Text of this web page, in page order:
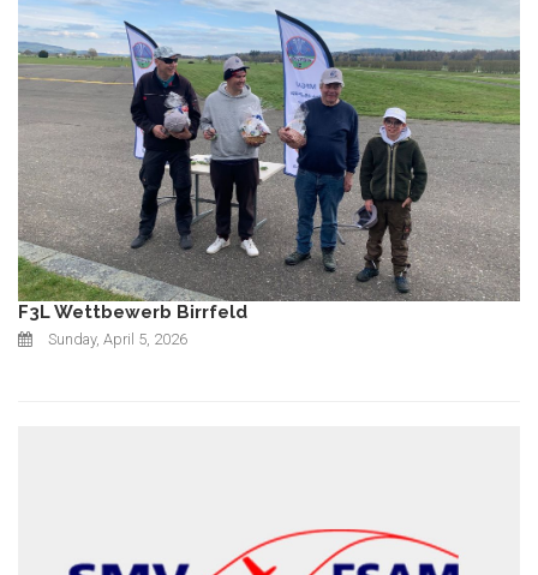
F3L Wettbewerb Birrfeld
Sunday, April 5, 2026